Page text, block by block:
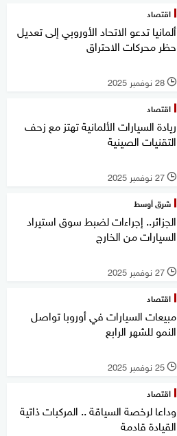
اقتصاد
ألمانيا تدعو الاتحاد الأوروبي إلى تعديل
حظر محركات الاحتراق
l 28 نوفمبر 2025
اقتصاد
ريادة السيارات الألمانية تهتز مع زحف
التقنيات الصينية
l 27 نوفمبر 2025
شرق أوسط
الجزائر.. إجراءات لضبط سوق استيراد
السيارات من الخارج
l 27 نوفمبر 2025
اقتصاد
مبيعات السيارات في أوروبا تواصل
النمو للشهر الرابع
l 25 نوفمبر 2025
اقتصاد
وداعا لرخصة السياقة .. المركبات ذاتية
القيادة قادمة